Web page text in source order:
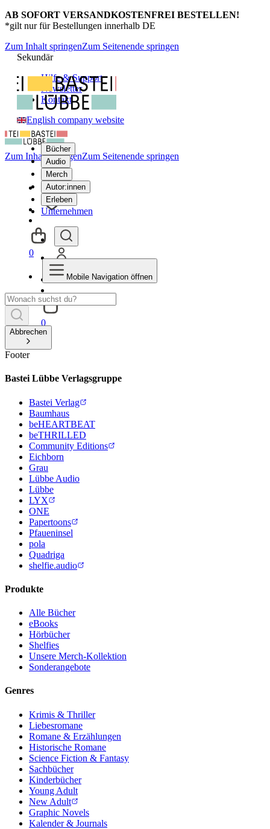
AB SOFORT VERSANDKOSTENFREI BESTELLEN!
*gilt nur für Bestellungen innerhalb DE
Zum Inhalt springenZum Seitenende springen
Sekundär
Hilfe & Support
Newsletter
Kontakt
English company website
Bücher
Audio
Merch
Autor:innen
Erleben
Unternehmen
0
Zum Inhalt springenZum Seitenende springen
0
Mobile Navigation öffnen
Abbrechen
Footer
Bastei Lübbe Verlagsgruppe
Bastei Verlag
Baumhaus
beHEARTBEAT
beTHRILLED
Community Editions
Eichborn
Grau
Lübbe Audio
Lübbe
LYX
ONE
Papertoons
Pfaueninsel
pola
Quadriga
shelfie.audio
Produkte
Alle Bücher
eBooks
Hörbücher
Shelfies
Unsere Merch-Kollektion
Sonderangebote
Genres
Krimis & Thriller
Liebesromane
Romane & Erzählungen
Historische Romane
Science Fiction & Fantasy
Sachbücher
Kinderbücher
Young Adult
New Adult
Graphic Novels
Kalender & Journals